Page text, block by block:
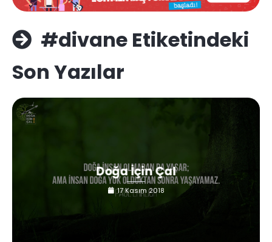
#divane Etiketindeki
Son Yazılar
Doğa İçin Çal
17 Kasım 2018